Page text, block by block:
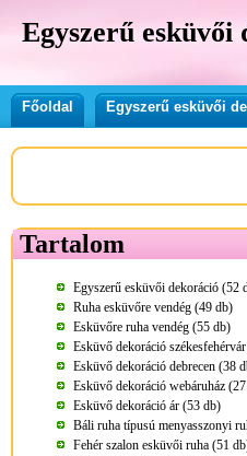
Egyszerű esküvői
Főoldal Egyszerű esküvői
Tartalom
Egyszerű esküvői dekoráció (52
Ruha esküvőre vendég (49 db)
Esküvőre ruha vendég (55 db)
Esküvő dekoráció
Esküvő dekoráció debrecen (38
Esküvő dekoráció webáruház
Esküvő dekoráció ár (53 db)
Báli ruha típusú menyasszonyi
Fehér szalon esküvői ruha (51